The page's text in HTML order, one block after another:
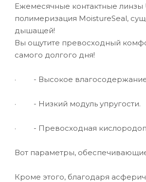
Ежемесячные контактные линзы
полимеризация MoistureSeal,
дышащей!
Вы ощутите превосходный
самого долгого дня!
· - Высокое
· - Низкий модуль упругости.
· - Превосходная
Вот параметры,
Кроме этого, благодаря